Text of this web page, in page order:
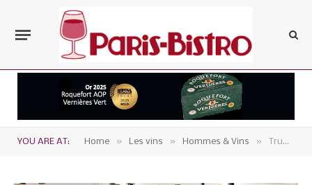
YOU ARE AT: Home » Les vins » Hommes & Vins » Trump étend sa surtaxe aux vins de plus de 14,5° et aux spiritueux